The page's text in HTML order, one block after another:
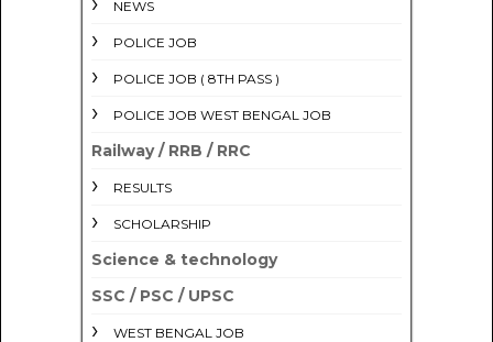
NEWS
POLICE JOB
POLICE JOB ( 8TH PASS )
POLICE JOB WEST BENGAL JOB
Railway / RRB / RRC
RESULTS
SCHOLARSHIP
Science & technology
SSC / PSC / UPSC
WEST BENGAL JOB